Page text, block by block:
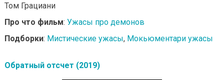
Том Грациани
Про что фильм: Ужасы про демонов
Подборки: Мистические ужасы, Мокьюментари ужасы
Обратный отсчет (2019)